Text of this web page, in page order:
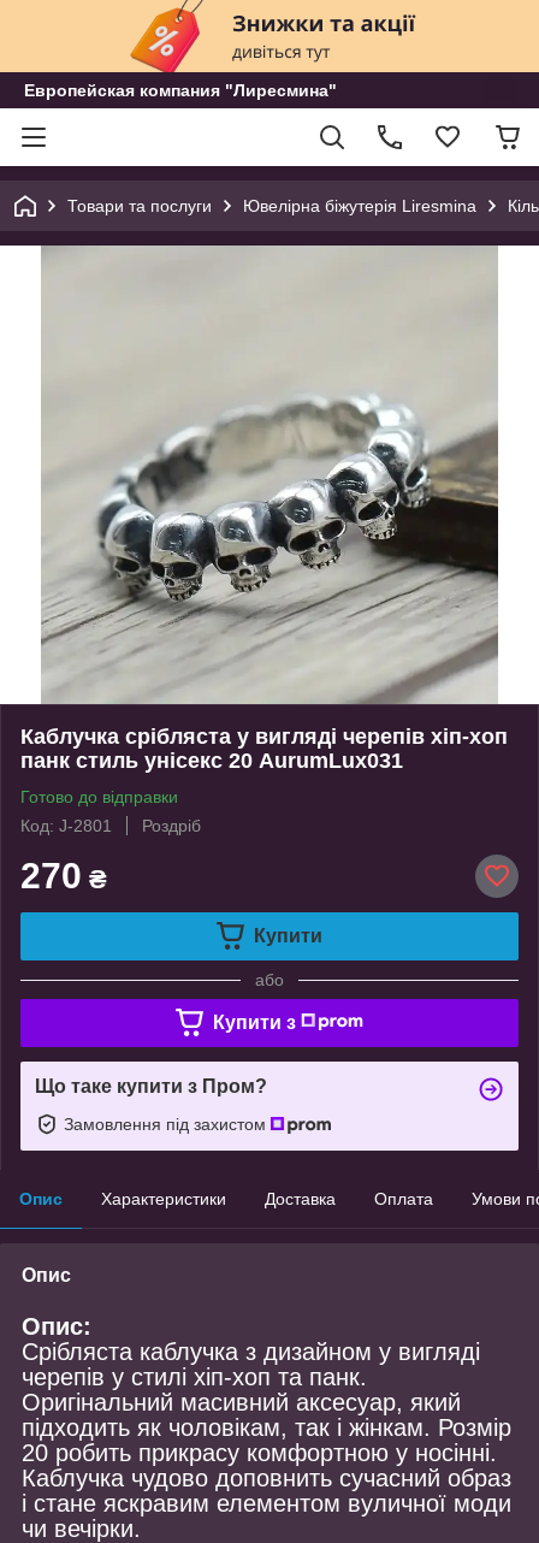
Европейская компания "Лиресмина"
Товари та послуги Ювелірна біжутерія Liresmina
Каблучка срібляста у вигляді черепів хіп-хоп
панк стиль унісекс 20 AurumLux031
Готово до відправки
Код: J-2801
Роздріб
270 ₴
Купити
або
Купити з
Що таке купити з Пром?
Замовлення під захистом
Опис Характеристики Доставка Оплата Умови
Опис
Опис:
Срібляста каблучка з дизайном у вигляді
черепів у стилі хіп-хоп та панк.
Оригінальний масивний аксесуар, який
підходить як чоловікам, так і жінкам. Розмір
20 робить прикрасу комфортною у носінні.
Каблучка чудово доповнить сучасний образ
і стане яскравим елементом вуличної моди
чи вечірки.